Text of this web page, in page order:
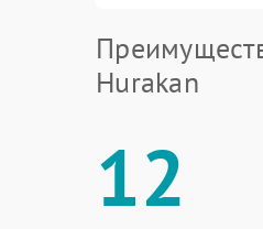
Hurakan
12